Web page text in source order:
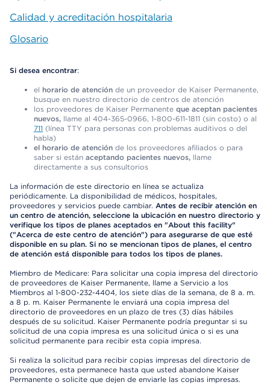
Calidad y acreditación hospitalaria
Glosario
Si desea encontrar:
el horario de atención de un proveedor de Kaiser Permanente,
busque en nuestro directorio de centros de atención
los proveedores de Kaiser Permanente que aceptan pacientes
nuevos, llame al 404-365-0966, 1-800-611-1811 (sin costo) o al
711 (línea TTY para personas con problemas auditivos o del
habla)
el horario de atención de los proveedores afiliados o para
saber si están aceptando pacientes nuevos, llame
directamente a sus consultorios
La información de este directorio en línea se actualiza
periódicamente. La disponibilidad de médicos, hospitales,
proveedores y servicios puede cambiar. Antes de recibir atención en
un centro de atención, seleccione la ubicación en nuestro directorio y
verifique los tipos de planes aceptados en "About this facility"
("Acerca de este centro de atención") para asegurarse de que esté
disponible en su plan. Si no se mencionan tipos de planes, el centro
de atención está disponible para todos los tipos de planes.
Miembro de Medicare: Para solicitar una copia impresa del directorio
de proveedores de Kaiser Permanente, llame a Servicio a los
Miembros al 1-800-232-4404, los siete días de la semana, de 8 a. m.
a 8 p. m. Kaiser Permanente le enviará una copia impresa del
directorio de proveedores en un plazo de tres (3) días hábiles
después de su solicitud. Kaiser Permanente podría preguntar si su
solicitud de una copia impresa es una solicitud única o si es una
solicitud permanente para recibir esta copia impresa.
Si realiza la solicitud para recibir copias impresas del directorio de
proveedores, esta permanece hasta que usted abandone Kaiser
Permanente o solicite que dejen de enviarle las copias impresas.